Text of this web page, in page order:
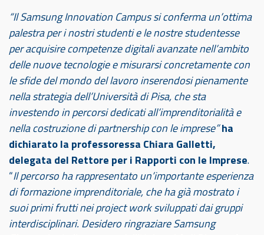
“Il Samsung Innovation Campus si conferma un’ottima
palestra per i nostri studenti e le nostre studentesse
per acquisire competenze digitali avanzate nell’ambito
delle nuove tecnologie e misurarsi concretamente con
le sfide del mondo del lavoro inserendosi pienamente
nella strategia dell’Università di Pisa, che sta
investendo in percorsi dedicati all’imprenditorialità e
nella costruzione di partnership con le imprese”ha
dichiarato la professoressa Chiara Galletti,
delegata del Rettore per i Rapporti con le Imprese.
“Il percorso ha rappresentato un’importante esperienza
di formazione imprenditoriale, che ha già mostrato i
suoi primi frutti nei project work sviluppati dai gruppi
interdisciplinari. Desidero ringraziare Samsung